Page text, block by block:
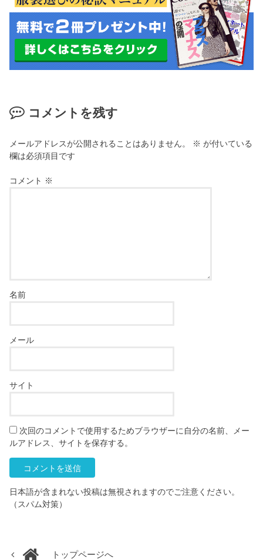
コメントを残す
メールアドレスが公開されることはありません。 ※ が付いている
欄は必須項目です
コメント ※
名前
メール
サイト
次回のコメントで使用するためブラウザーに自分の名前、メー
ルアドレス、サイトを保存する。
日本語が含まれない投稿は無視されますのでご注意ください。
（スパム対策）
トップページへ